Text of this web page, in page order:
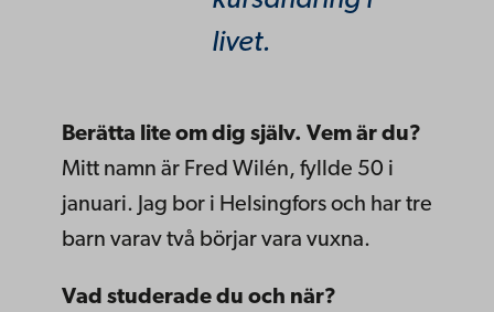
livet.
Berätta lite om dig själv. Vem är du?
Mitt namn är Fred Wilén, fyllde 50 i
januari. Jag bor i Helsingfors och har tre
barn varav två börjar vara vuxna.
Vad studerade du och när?